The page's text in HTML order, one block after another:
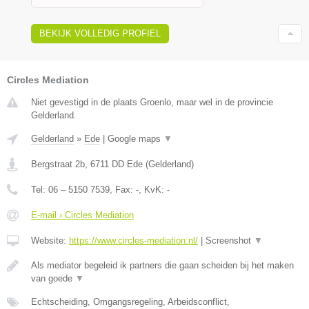
BEKIJK VOLLEDIG PROFIEL
Circles Mediation
Niet gevestigd in de plaats Groenlo, maar wel in de provincie
Gelderland.
Gelderland » Ede Google maps ▼
Bergstraat 2b, 6711 DD Ede (Gelderland)
Tel: 06 – 5150 7539, Fax: -, KvK: -
E-mail › Circles Mediation
Website: https://www.circles-mediation.nl/ Screenshot ▼
Als mediator begeleid ik partners die gaan scheiden bij het maken
van goede ▼
Echtscheiding, Omgangsregeling, Arbeidsconflict,